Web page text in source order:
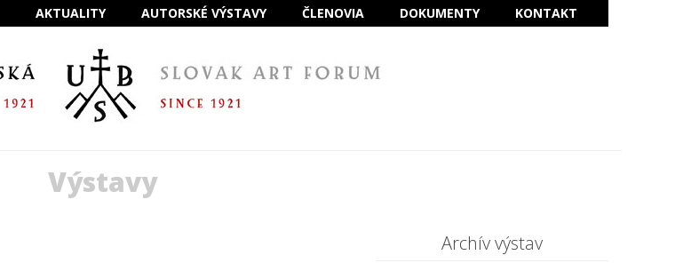
AKTUALITY AUTORSKÉ VÝSTAVY ČLENOVIA DOKUMENTY KONTAKT
Výstavy
Archív výstav